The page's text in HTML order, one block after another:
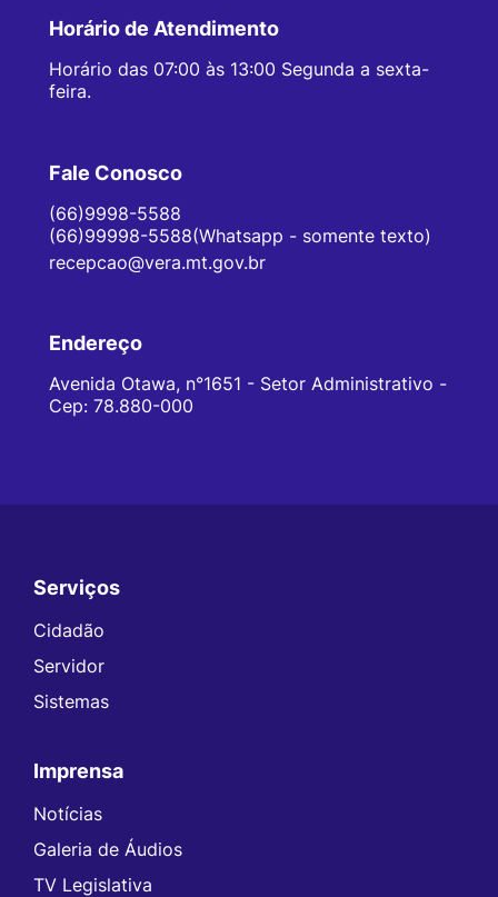
Horário de Atendimento
Horário das 07:00 às 13:00 Segunda a sexta-
feira.
Fale Conosco
(66)9998-5588
(66)99998-5588(Whatsapp - somente texto)
recepcao@vera.mt.gov.br
Endereço
Avenida Otawa, n°1651 - Setor Administrativo -
Cep: 78.880-000
Seção do Rodapé e Contato
Serviços
Cidadão
Servidor
Sistemas
Imprensa
Notícias
Galeria de Áudios
TV Legislativa